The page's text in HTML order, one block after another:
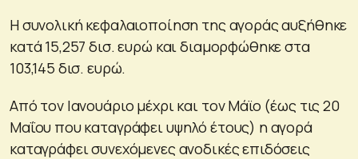
Η συνολική κεφαλαιοποίηση της αγοράς αυξήθηκε
κατά 15,257 δισ. ευρώ και διαμορφώθηκε στα
103,145 δισ. ευρώ.
Από τον Ιανουάριο μέχρι και τον Μάϊο (έως τις 20
Μαΐου που καταγράφει υψηλό έτους) η αγορά
καταγράφει συνεχόμενες ανοδικές επιδόσεις